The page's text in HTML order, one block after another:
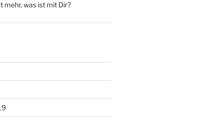
mehr, was ist mit Dir?